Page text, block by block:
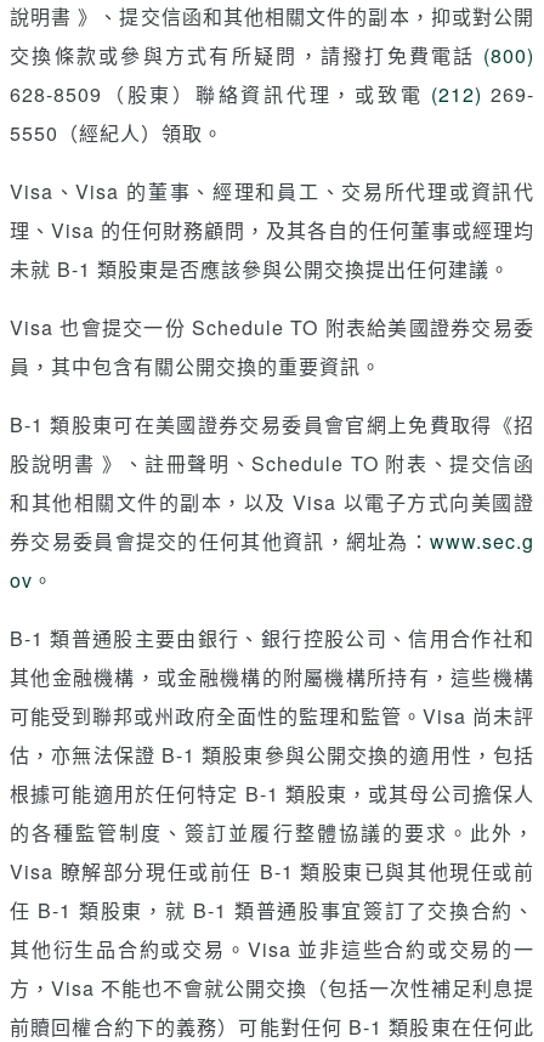
說明書 》、提交信函和其他相關文件的副本，抑或對公開
交換條款或參與方式有所疑問，請撥打免費電話 (800)
628-8509（股東）聯絡資訊代理，或致電 (212) 269-
5550（經紀人）領取。
Visa、Visa 的董事、經理和員工、交易所代理或資訊代
理、Visa 的任何財務顧問，及其各自的任何董事或經理均
未就 B-1 類股東是否應該參與公開交換提出任何建議。
Visa 也會提交一份 Schedule TO 附表給美國證券交易委
員，其中包含有關公開交換的重要資訊。
B-1 類股東可在美國證券交易委員會官網上免費取得《招
股說明書 》、註冊聲明、Schedule TO 附表、提交信函
和其他相關文件的副本，以及 Visa 以電子方式向美國證
券交易委員會提交的任何其他資訊，網址為： www.sec.g
ov 。
B-1 類普通股主要由銀行、銀行控股公司、信用合作社和
其他金融機構，或金融機構的附屬機構所持有，這些機構
可能受到聯邦或州政府全面性的監理和監管。Visa 尚未評
估，亦無法保證 B-1 類股東參與公開交換的適用性，包括
根據可能適用於任何特定 B-1 類股東，或其母公司擔保人
的各種監管制度、簽訂並履行整體協議的要求。此外，
Visa 瞭解部分現任或前任 B-1 類股東已與其他現任或前
任 B-1 類股東，就 B-1 類普通股事宜簽訂了交換合約、
其他衍生品合約或交易。Visa 並非這些合約或交易的一
方，Visa 不能也不會就公開交換（包括一次性補足利息提
前贖回權合約下的義務）可能對任何 B-1 類股東在任何此